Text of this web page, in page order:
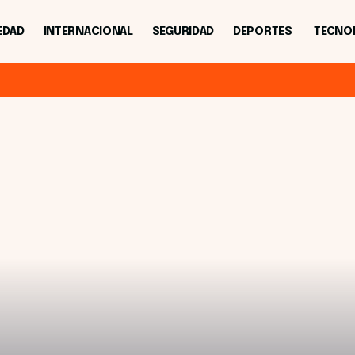
INTERNACIONAL SEGURIDAD DEPORTES